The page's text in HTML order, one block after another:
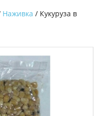
Наживка / Кукуруза в